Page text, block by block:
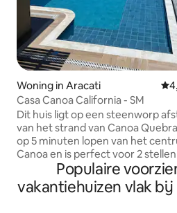
Woning in Aracati
Casa Canoa California - SM
Dit huis ligt op een steenworp
van het strand van Canoa
op 5 minuten lopen van het
Canoa en is perfect voor 2
gasten en eventuele huisdieren
door Airbnb getoonde prijs is al
Populaire
vakantiehuizen vlak